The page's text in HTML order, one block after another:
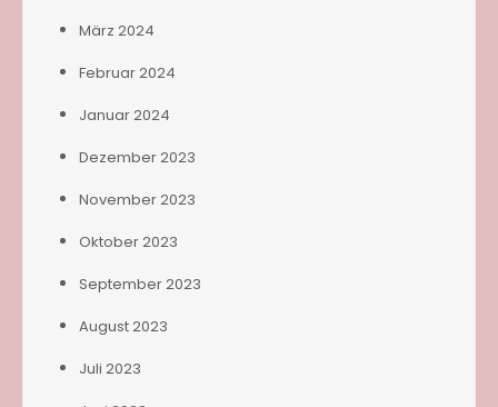
März 2024
Februar 2024
Januar 2024
Dezember 2023
November 2023
Oktober 2023
September 2023
August 2023
Juli 2023